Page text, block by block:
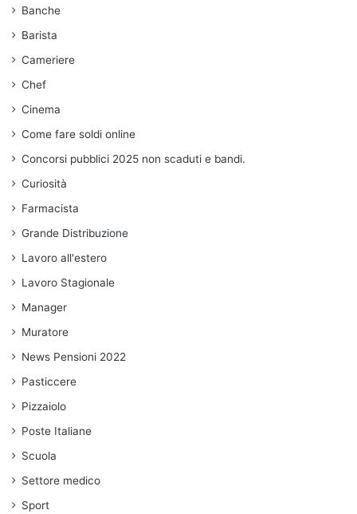
Banche
Barista
Cameriere
Chef
Cinema
Come fare soldi online
Concorsi pubblici 2025 non scaduti e bandi.
Curiosità
Farmacista
Grande Distribuzione
Lavoro all'estero
Lavoro Stagionale
Manager
Muratore
News Pensioni 2022
Pasticcere
Pizzaiolo
Poste Italiane
Scuola
Settore medico
Sport